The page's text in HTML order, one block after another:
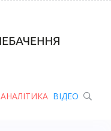
АНАЛІТИКА ВІДЕО